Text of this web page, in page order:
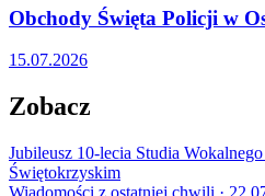
Obchody Święta Policji w
15.07.2026
Zobacz
Jubileusz 10-lecia Studia
Świętokrzyskim
Wiadomości z ostatniej chwili ·